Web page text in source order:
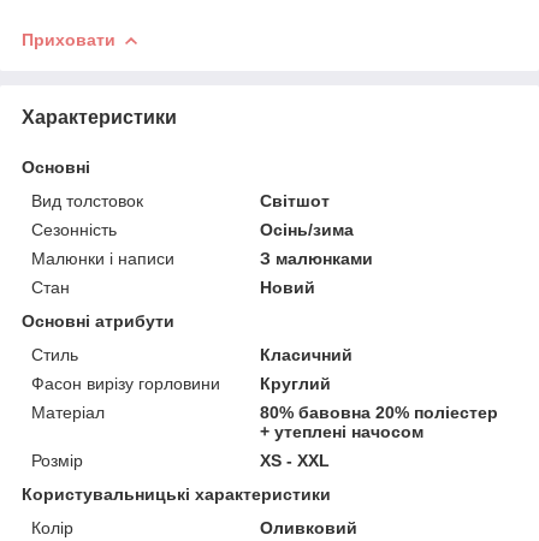
Приховати
Характеристики
Основні
Вид толстовок
Світшот
Сезонність
Осінь/зима
Малюнки і написи
З малюнками
Стан
Новий
Основні атрибути
Стиль
Класичний
Фасон вирізу горловини
Круглий
Матеріал
80% бавовна 20% поліестер
+ утеплені начосом
Розмір
XS - XXL
Користувальницькі характеристики
Колір
Оливковий